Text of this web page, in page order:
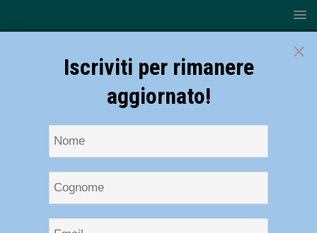
×
Iscriviti per rimanere
aggiornato!